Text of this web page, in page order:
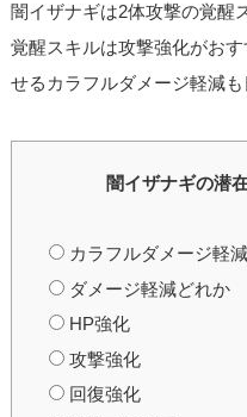
闇イザナギは2体攻撃の覚醒
覚醒スキルは攻撃強化がお
せるカラフルダメージ軽減も
闇イザナギの潜
カラフルダメージ軽減
ダメージ軽減どれか
HP強化
攻撃強化
回復強化